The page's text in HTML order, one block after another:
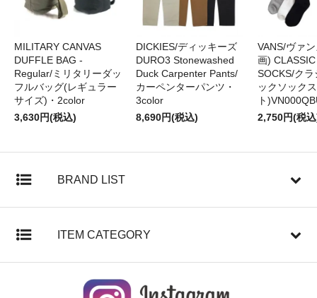
MILITARY CANVAS
DUFFLE BAG -
Regular/ミリタリーダッ
フルバッグ(レギュラー
サイズ)・2color
3,630円(税込)
DICKIES/ディッキーズ
DURO3 Stonewashed
Duck Carpenter Pants/
カーペンターパンツ・
3color
8,690円(税込)
VANS/ヴァ
画)
SOCKS/ク
ックソック
ト
2,750円(税
BRAND LIST
ITEM CATEGORY